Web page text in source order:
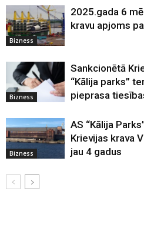
Bizness
2025.gada 6
kravu apjoms
Bizness
Sankcionētā
“Kālija parks”
pieprasa
Bizness
AS “Kālija
Krievijas krava
jau 4 gadus